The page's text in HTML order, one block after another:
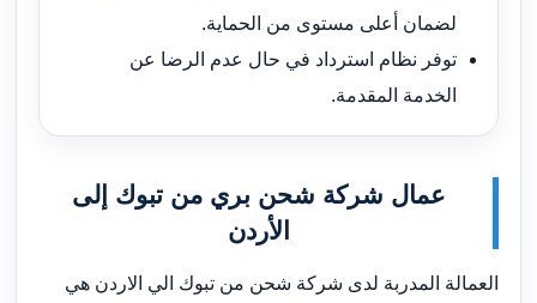
لضمان أعلى مستوى من الحماية.
توفر نظام استرداد في حال عدم الرضا عن
الخدمة المقدمة.
عمال شركة شحن بري من تبوك إلى
الأردن
العمالة المدربة لدى شركة شحن من تبوك الي الاردن هي